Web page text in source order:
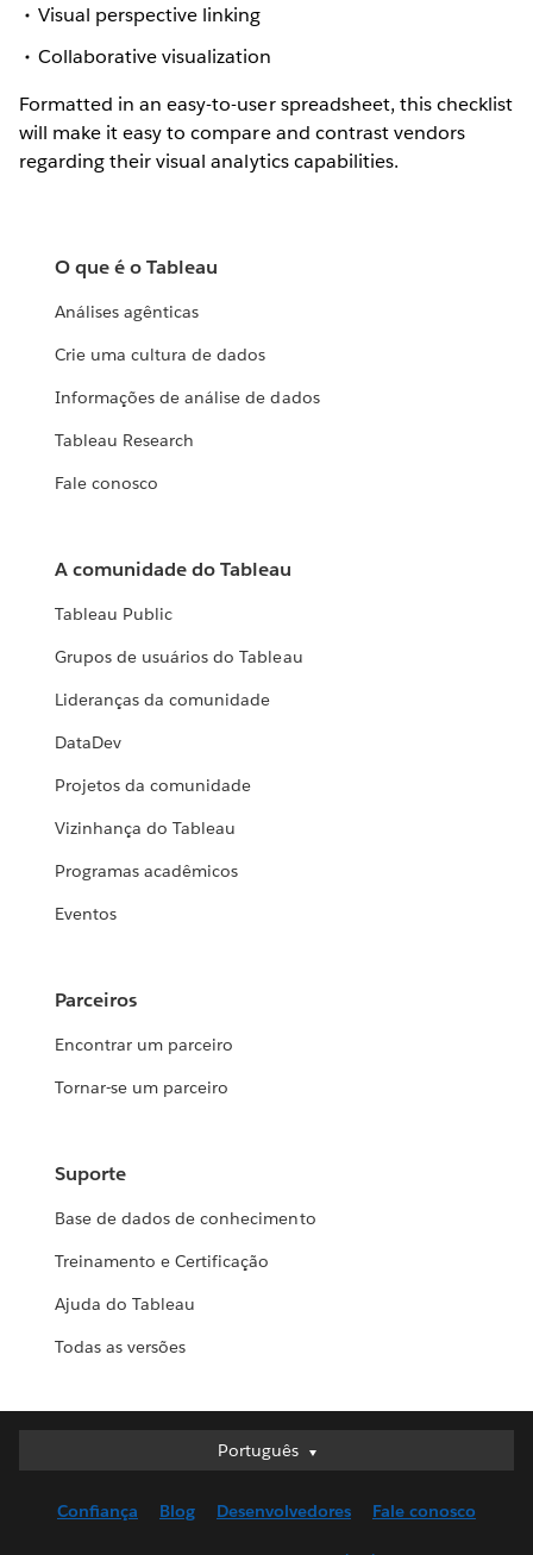
Visual perspective linking
Collaborative visualization
Formatted in an easy-to-user spreadsheet, this checklist
will make it easy to compare and contrast vendors
regarding their visual analytics capabilities.
O que é o Tableau
Análises agênticas
Crie uma cultura de dados
Informações de análise de dados
Tableau Research
Fale conosco
A comunidade do Tableau
Tableau Public
Grupos de usuários do Tableau
Lideranças da comunidade
DataDev
Projetos da comunidade
Vizinhança do Tableau
Programas acadêmicos
Eventos
Parceiros
Encontrar um parceiro
Tornar-se um parceiro
Suporte
Base de dados de conhecimento
Treinamento e Certificação
Ajuda do Tableau
Todas as versões
Português
Português
English (UK)
Confiança Blog Desenvolvedores Fale conosco